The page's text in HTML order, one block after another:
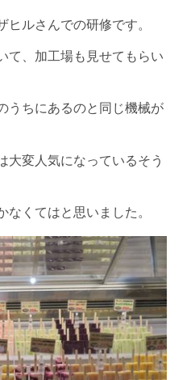
ヒルさんでの研修です。
て、加工場も見せてもらい
うちにあるのと同じ機械が
大変人気になっているそう
なくてはと思いました。